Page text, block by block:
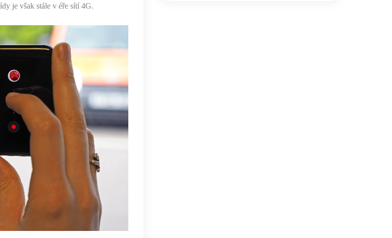
je však stále v éře sítí 4G.